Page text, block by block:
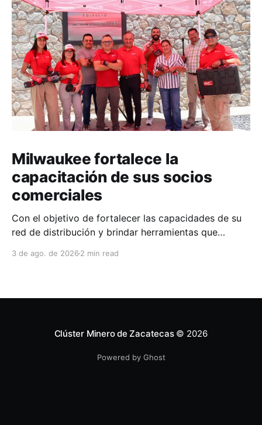
Milwaukee fortalece la
capacitación de sus socios
comerciales
Con el objetivo de fortalecer las capacidades de su
red de distribución y brindar herramientas que
técnico, Milwaukee llevó a cabo una capacitación
3 de ago. de 2026 2 min read
Clúster Minero de Zacatecas© 2026
Powered by Ghost